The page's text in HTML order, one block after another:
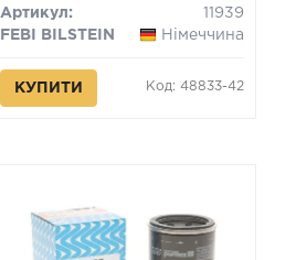
Артикул:
11939
FEBI BILSTEIN
Німеччина
КУПИТИ Код: 48833-42